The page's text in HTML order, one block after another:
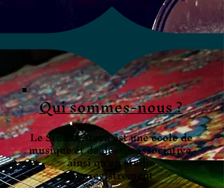
Qui sommes-nous ?
Le Studio Ateya est une école de
musique et de dessin associative,
ainsi qu'un studio
d'enregistrement